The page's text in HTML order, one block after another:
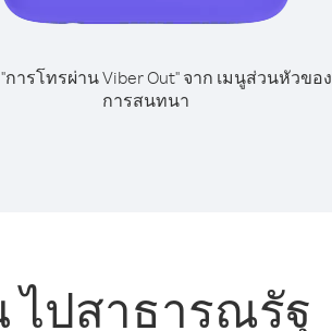
"การโทรผ่าน Viber Out" จาก เมนูส่วนหัวของ
การสนทนา
ไปสาธารณรัฐ